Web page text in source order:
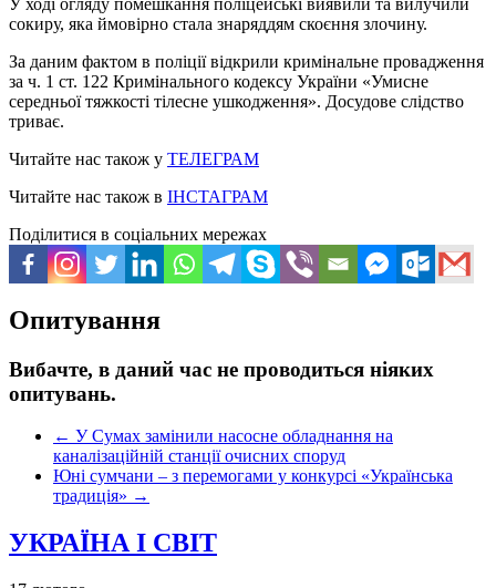
сокиру, яка ймовірно стала знаряддям скоєння злочину.
За даним фактом в поліції відкрили кримінальне провадження
за ч. 1 ст. 122 Кримінального кодексу України «Умисне
середньої тяжкості тілесне ушкодження». Досудове слідство
триває.
Читайте нас також у ТЕЛЕГРАМ
Читайте нас також в ІНСТАГРАМ
Поділитися в соціальних мережах
Опитування
Вибачте, в даний час не проводиться ніяких
опитувань.
← У Сумах замінили насосне обладнання на
каналізаційній станції очисних споруд
Юні сумчани – з перемогами у конкурсі «Українська
традиція» →
УКРАЇНА І СВІТ